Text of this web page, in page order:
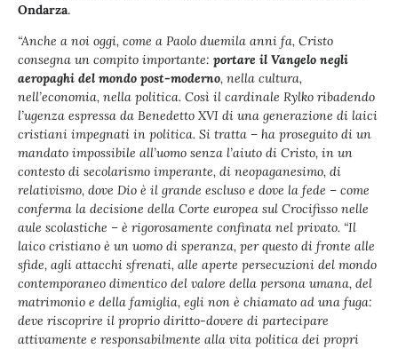
Ondarza.
“Anche a noi oggi, come a Paolo duemila anni fa, Cristo
consegna un compito importante: portare il Vangelo negli
aeropaghi del mondo post-moderno, nella cultura,
nell’economia, nella politica. Così il cardinale Rylko ribadendo
l’ugenza espressa da Benedetto XVI di una generazione di laici
cristiani impegnati in politica. Si tratta – ha proseguito di un
mandato impossibile all’uomo senza l’aiuto di Cristo, in un
contesto di secolarismo imperante, di neopaganesimo, di
relativismo, dove Dio è il grande escluso e dove la fede – come
conferma la decisione della Corte europea sul Crocifisso nelle
aule scolastiche – è rigorosamente confinata nel privato. “Il
laico cristiano è un uomo di speranza, per questo di fronte alle
sfide, agli attacchi sfrenati, alle aperte persecuzioni del mondo
contemporaneo dimentico del valore della persona umana, del
matrimonio e della famiglia, egli non è chiamato ad una fuga:
deve riscoprire il proprio diritto-dovere di partecipare
attivamente e responsabilmente alla vita politica dei propri